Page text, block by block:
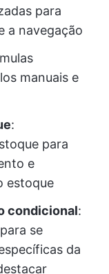
para
a navegação
manuais e
:
para
e
estoque
condicional:
se
da